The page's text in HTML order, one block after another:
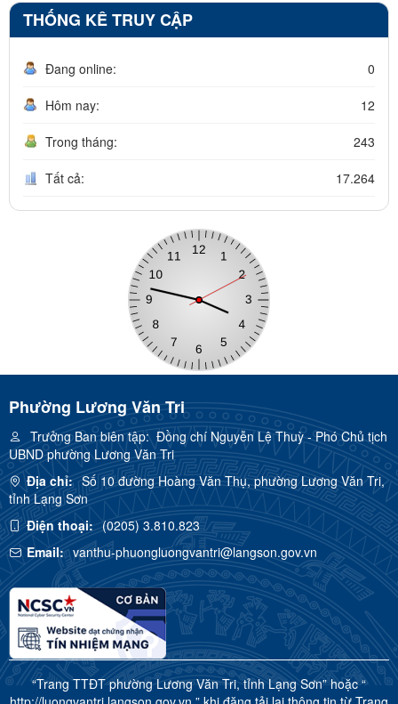
THỐNG KÊ TRUY CẬP
Đang online: 0
Hôm nay: 12
Trong tháng: 243
Tất cả: 17.264
Phường Lương Văn Tri
Trưởng Ban biên tập:Đồng chí Nguyễn Lệ Thuỳ - Phó Chủ tịch
UBND phường Lương Văn Tri
Địa chỉ: Số 10 đường Hoàng Văn Thụ, phường Lương Văn Tri,
tỉnh Lạng Sơn
Điện thoại: (0205) 3.810.823
Email: vanthu-phuongluongvantri@langson.gov.vn
“Trang TTĐT phường Lương Văn Tri, tỉnh Lạng Sơn” hoặc “